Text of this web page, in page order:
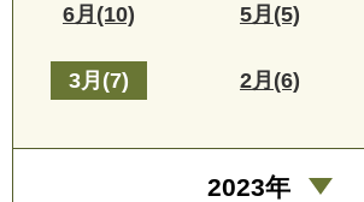
6月(10) 5月(5)
3月(7) 2月(6)
2023年